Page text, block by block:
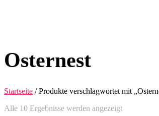
Osternest
Startseite / Produkte verschlagwortet mit
Alle 10 Ergebnisse werden angezeigt